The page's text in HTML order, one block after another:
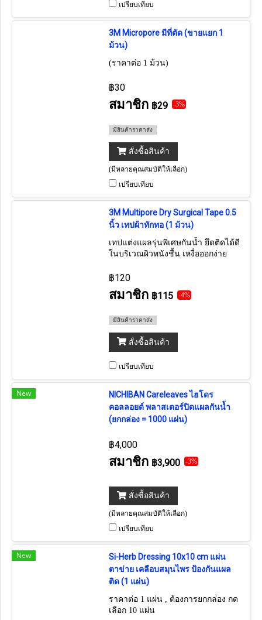
เปรียบเทียบ
3M Micropore มีที่ตัด (ขายแยก 1
ม้วน)
(ราคาต่อ 1 ม้วน)
฿30
สมาชิก ฿29 -3%
มีสินค้าราคาส่ง
สั่งซื้อสินค้า
(มีหลายคุณสมบัติให้เลือก)
เปรียบเทียบ
3M Multipore Dry Surgical Tape 0.5
นิ้ว เทปผ้าทักทอ (1 ม้วน)
เทปแต่งแผลรุ่นพิเศษกันน้ำ ยึดติดได้ดี
ในบริเวณผิวหนังชื้น เหงื่อออกง่าย
ช่วยหายใจ หรือใช้ในการแต่งแผล
บริเวณที่มีความชื้นสูง (ราคาต่อ 1
ม้วน) (ถ้าต้องการยกกล่อง กดเลือก 12
฿120
สมาชิก ฿115 -4%
มีสินค้าราคาส่ง
สั่งซื้อสินค้า
เปรียบเทียบ
New
NICHIBAN Careleaves ไฮโดร
คอลลอยด์ พลาสเตอร์ปิดแผลกันน้ำ
(ยกกล่อง = 1000 แผ่น)
฿4,000
สมาชิก ฿3,900 -3%
สั่งซื้อสินค้า
(มีหลายคุณสมบัติให้เลือก)
เปรียบเทียบ
New
Si-Herb Dressing 10x10 cm แผ่น
ตาข่าย เคลือบสมุนไพร ป้องกันแผล
ติด (1 แผ่น)
ราคาต่อ 1 แผ่น , ต้องการยกกล่อง กด
เลือก 10 แผ่น